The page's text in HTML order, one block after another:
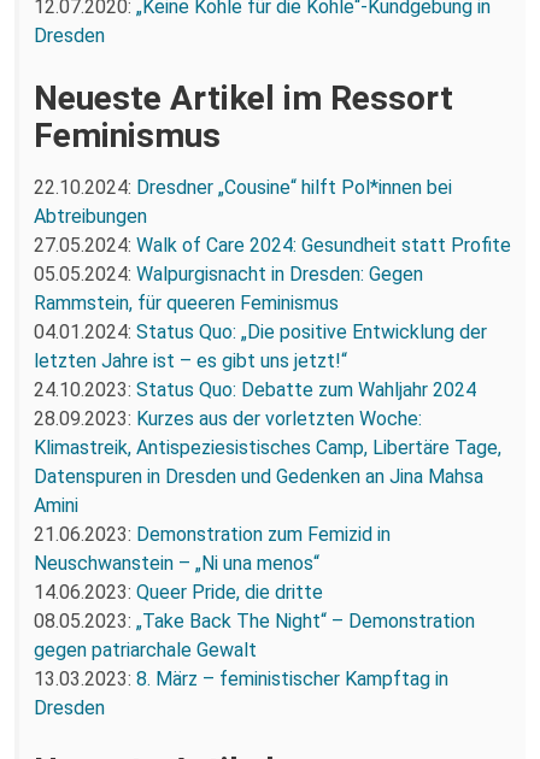
12.07.2020: „Keine Kohle für die Kohle“-Kundgebung in
Dresden
Neueste Artikel im Ressort
Feminismus
22.10.2024: Dresdner „Cousine“ hilft Pol*innen bei
Abtreibungen
27.05.2024: Walk of Care 2024: Gesundheit statt Profite
05.05.2024: Walpurgisnacht in Dresden: Gegen
Rammstein, für queeren Feminismus
04.01.2024: Status Quo: „Die positive Entwicklung der
letzten Jahre ist – es gibt uns jetzt!“
24.10.2023: Status Quo: Debatte zum Wahljahr 2024
28.09.2023: Kurzes aus der vorletzten Woche:
Klimastreik, Antispeziesistisches Camp, Libertäre Tage,
Datenspuren in Dresden und Gedenken an Jina Mahsa
Amini
21.06.2023: Demonstration zum Femizid in
Neuschwanstein – „Ni una menos“
14.06.2023: Queer Pride, die dritte
08.05.2023: „Take Back The Night“ – Demonstration
gegen patriarchale Gewalt
13.03.2023: 8. März – feministischer Kampftag in
Dresden